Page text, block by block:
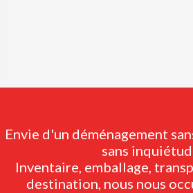
Envie d'un déménagement
sans
Inventaire, emballage,
destination, nous nous